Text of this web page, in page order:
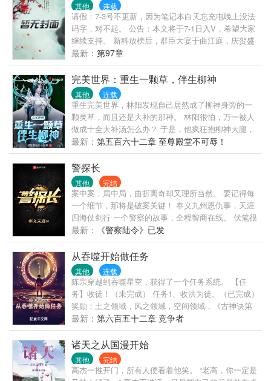
其他 连载
请假：7-3号不更新，因为笔记本白天忘充电晚上没法
码字，对不起。 公告：本文将于7-1日入V，希望大家
继续支持。 新科放榜后，群臣大宴于曲江庭，庆贺盛
事。 游宴上，皇帝指着新科状元，对爱女平阳公主
道， “此子可堪配吾儿。” 平阳公主抬头，一口清酒喷
出来。 这不就是三年前被她始乱终弃的面首沈孝吗！
三日后，新科状元沈孝一道奏疏，声色俱厉弹劾平阳
公主三大罪——不知廉耻、囤积钱粮、暗蓄私兵。 平
阳公主： 我只是要了你的清白， 你他妈这是要我的命
啊！ -- 更新时间：凌晨一二三点左右，不固定，我努
力早点更新，但是不敢保证。抱歉。 不算传统意义上
的甜文。
最新： 第97章
完美世界：重生一颗草，伴生柳神
其他 连载
重生完美世界，林阳发现自己居然成了柳神身旁的一
颗灵草，而且还是大补的那种。 林阳很怕，万一被人
做成十全大补汤怎么办？ 于是，他疯狂抱柳神大腿，
认柳神做姐姐。 幸好，他还觉醒了签到系统。 在柳神
身旁签到，获得神象镇狱劲！ 在石村签到，获得大吞
噬术！ 在五色雀身边签到，获得五色神光！ 在狻猊身
边签到，获得风火轮！ 在虚神界签到，获得打神鞭！
最新： 第五百六十二章 至尊殿堂不可辱！
警探长
其他 完结
案中案，局中局，曲折离奇却又理所当然。 要记得每
一个细节，那将是破案关键！ 奉义九州恩仇事，天涯
四海仗剑行 一个警察的故事，全程智商在线。 伏笔很
多，书友圈和评论区大神更多， 欢迎留言，欢迎预测
剧情～
最新： 《警察陆令》已发
从吞噬开始做任务
其他 连载
陈宗穿越到吞噬星空，获得了一个任务系统。 【任
务】收徒！（未完成） 任务1、收洪为徒。（已完成）
奖励：土之领域，风之领域，空间领域，《古神诀第
一重》。 任务2、收雷神为徒。（已完成） 奖励：土
之本源法则入门，风之本源法则入门，空间本源法则
入门，《古神诀第二重》。 任务3、收罗峰为徒。（未
完成） ....................... ps：本书中，巨斧不死，算是
弥补一下遗憾！
最新： 第六百五十二章 竞争者
诸天之从国漫开始
其他 完结
高杰一推开门，所有人便看着他笑。 “老高，你一定是